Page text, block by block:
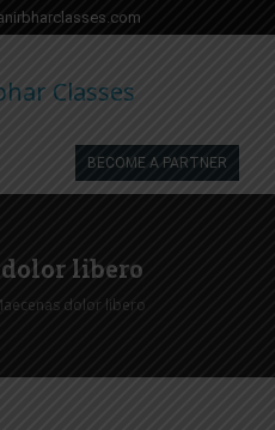
BECOME A PARTNER
libero
dolor libero